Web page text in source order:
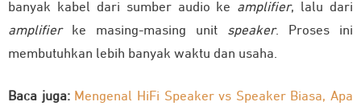
banyak kabel dari sumber audio ke amplifier, lalu dari
amplifierke masing-masing unit speaker. Proses ini
membutuhkan lebih banyak waktu dan usaha.
Baca juga: Mengenal HiFi Speaker vs Speaker Biasa, Apa